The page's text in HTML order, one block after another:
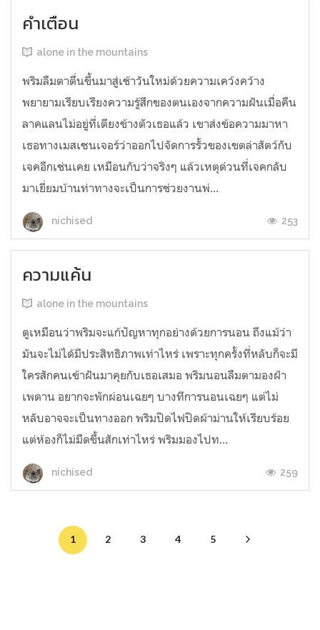
คำเตือน
alone in the mountains
พริมลืมตาตื่นขึ้นมาสู่เช้าวันใหม่ด้วยความเคว้งคว้าง
พยายามเรียบเรียงความรู้สึกของตนเองจากความฝันเมื่อคืน
ลาคแลนไม่อยู่ที่เตียงข้างตัวเธอแล้ว เขาส่งข้อความมาหา
เธอทางเมสเซนเจอร์ว่าออกไปจัดการรั้วของเขตล่าสัตว์กับ
เจคอีกเช่นเคย เหมือนกับว่าจริงๆ แล้วเหตุด่วนที่เจคกลับ
มาเยี่ยมบ้านท่าทางจะเป็นการช่วยงานพ่...
nichised 253
ความแค้น
alone in the mountains
ดูเหมือนว่าพริมจะแก้ปัญหาทุกอย่างด้วยการนอน ถึงแม้ว่า
มันจะไม่ได้มีประสิทธิภาพเท่าไหร่ เพราะทุกครั้งที่หลับก็จะมี
ใครสักคนเข้าฝันมาคุยกับเธอเสมอ พริมนอนลืมตามองฝ้า
เพดาน อยากจะพักผ่อนเฉยๆ บางทีการนอนเฉยๆ แต่ไม่
หลับอาจจะเป็นทางออก พริมปิดไฟปิดผ้าม่านให้เรียบร้อย
แต่ห้องก็ไม่มืดขึ้นสักเท่าไหร่ พริมมองไปท...
nichised 259
1 2 3 4 5